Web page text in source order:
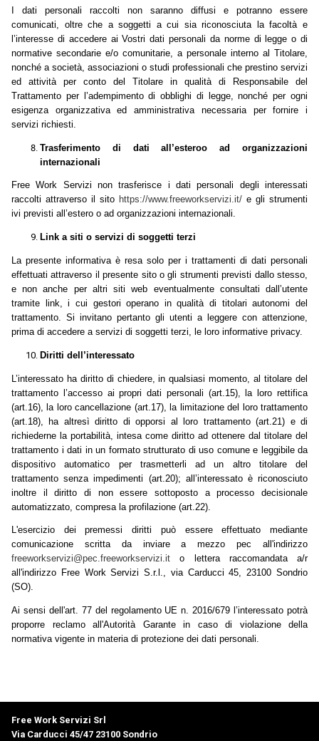
I dati personali raccolti non saranno diffusi e potranno essere
comunicati, oltre che a soggetti a cui sia riconosciuta la facoltà e
l’interesse di accedere ai Vostri dati personali da norme di legge o di
normative secondarie e/o comunitarie, a personale interno al Titolare,
nonché a società, associazioni o studi professionali che prestino servizi
ed attività per conto del Titolare in qualità di Responsabile del
Trattamento per l’adempimento di obblighi di legge, nonché per ogni
esigenza organizzativa ed amministrativa necessaria per fornire i
servizi richiesti.
Trasferimento di dati all’esteroo ad organizzazioni
internazionali
Free Work Servizi non trasferisce i dati personali degli interessati
raccolti attraverso il sito https://www.freeworkservizi.it/ e gli strumenti
ivi previsti all’estero o ad organizzazioni internazionali.
Link a siti o servizi di soggetti terzi
La presente informativa è resa solo per i trattamenti di dati personali
effettuati attraverso il presente sito o gli strumenti previsti dallo stesso,
e non anche per altri siti web eventualmente consultati dall’utente
tramite link, i cui gestori operano in qualità di titolari autonomi del
trattamento. Si invitano pertanto gli utenti a leggere con attenzione,
prima di accedere a servizi di soggetti terzi, le loro informative privacy.
Diritti dell’interessato
L’interessato ha diritto di chiedere, in qualsiasi momento, al titolare del
trattamento l’accesso ai propri dati personali (art.15), la loro rettifica
(art.16), la loro cancellazione (art.17), la limitazione del loro trattamento
(art.18), ha altresì diritto di opporsi al loro trattamento (art.21) e di
richiederne la portabilità, intesa come diritto ad ottenere dal titolare del
trattamento i dati in un formato strutturato di uso comune e leggibile da
dispositivo automatico per trasmetterli ad un altro titolare del
trattamento senza impedimenti (art.20); all’interessato è riconosciuto
inoltre il diritto di non essere sottoposto a processo decisionale
automatizzato, compresa la profilazione (art.22).
L'esercizio dei premessi diritti può essere effettuato mediante
comunicazione scritta da inviare a mezzo pec all'indirizzo
freeworkservizi@pec.freeworkservizi.it o lettera raccomandata a/r
all'indirizzo Free Work Servizi S.r.l., via Carducci 45, 23100 Sondrio
(SO).
Ai sensi dell'art. 77 del regolamento UE n. 2016/679 l’interessato potrà
proporre reclamo all'Autorità Garante in caso di violazione della
normativa vigente in materia di protezione dei dati personali.
Free Work Servizi Srl
Via Carducci 45/47 23100 Sondrio